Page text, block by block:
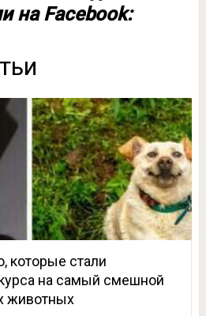
на Facebook:
которые стали
на самый смешной
животных